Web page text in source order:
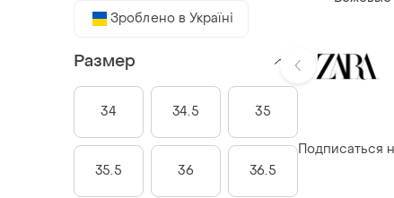
Подписаться
Зроблено в Україні
Размер
34 34.5 35
35.5 36 36.5